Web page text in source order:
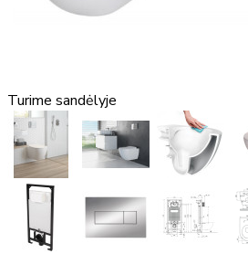
Turime sandėlyje